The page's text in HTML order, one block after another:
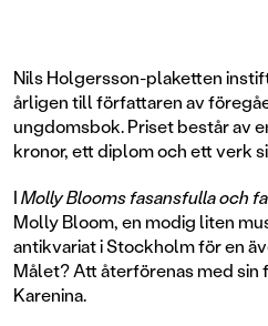
Nils Holgersson-plaketten
årligen till författaren av
ungdomsbok. Priset består av
kronor, ett diplom och ett verk
IMolly Blooms fasansfulla och
Molly Bloom, en modig liten
antikvariat i Stockholm för en
Målet? Att återförenas med sin
Karenina.